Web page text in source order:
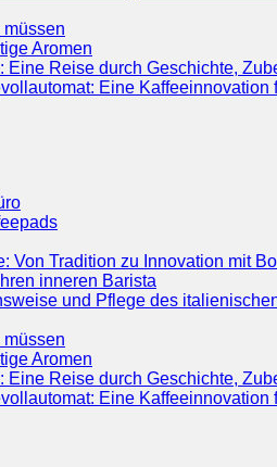
Aromen
Eine Reise durch Geschichte,
Eine Kaffeeinnovation
Von Tradition zu Innovation mit
inneren Barista
und Pflege des
Aromen
Eine Reise durch Geschichte,
Eine Kaffeeinnovation